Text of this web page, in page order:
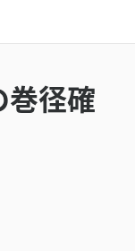
巻径確